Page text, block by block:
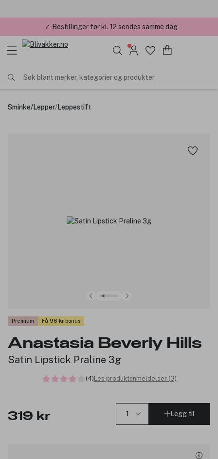
✓ Årets Nettbutikk 2026 og 2025
Søk blant merker, kategorier og produkter
Sminke/Lepper/Leppestift
Premium Få 96 kr bonus
Anastasia Beverly Hills
Satin Lipstick Praline 3g
(4)Les produktanmeldelser (3)
319 kr Legg til